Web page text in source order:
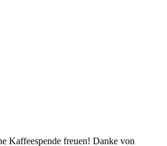
Kaffeespende freuen! Danke von